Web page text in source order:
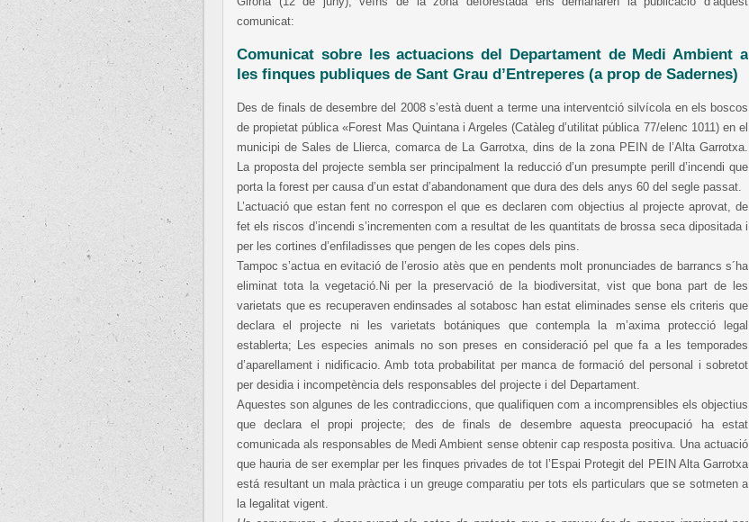
comunicat:
Comunicat sobre les actuacions del Departament de Medi Ambient a
les finques publiques de Sant Grau d’Entreperes (a prop de Sadernes)
Des de finals de desembre del 2008 s’està duent a terme una interventció silvícola en els boscos
de propietat pública «Forest Mas Quintana i Argeles (Catàleg d’utilitat pública 77/elenc 1011) en el
municipi de Sales de Llierca, comarca de La Garrotxa, dins de la zona PEIN de l’Alta Garrotxa.
La proposta del projecte sembla ser principalment la reducció d’un presumpte perill d’incendi que
porta la forest per causa d’un estat d’abandonament que dura des dels anys 60 del segle passat.
L’actuació que estan fent no correspon el que es declaren com objectius al projecte aprovat, de
fet els riscos d’incendi s’incrementen com a resultat de les quantitats de brossa seca dipositada i
per les cortines d’enfiladisses que pengen de les copes dels pins.
Tampoc s’actua en evitació de l’erosio atès que en pendents molt pronunciades de barrancs s´ha
eliminat tota la vegetació.Ni per la preservació de la biodiversitat, vist que bona part de les
varietats que es recuperaven endinsades al sotabosc han estat eliminades sense els criteris que
declara el projecte ni les varietats botániques que contempla la m’axima protecció legal
establerta; Les especies animals no son preses en consideració pel que fa a les temporades
d’aparellament i nidificacio. Amb tota probabilitat per manca de formació del personal i sobretot
per desidia i incompetència dels responsables del projecte i del Departament.
Aquestes son algunes de les contradiccions, que qualifiquen com a incomprensibles els objectius
que declara el propi projecte; des de finals de desembre aquesta preocupació ha estat
comunicada als responsables de Medi Ambient sense obtenir cap resposta positiva. Una actuació
que hauria de ser exemplar per les finques privades de tot l’Espai Protegit del PEIN Alta Garrotxa
está resultant un mala pràctica i un greuge comparatiu per tots els particulars que se sotmeten a
la legalitat vigent.